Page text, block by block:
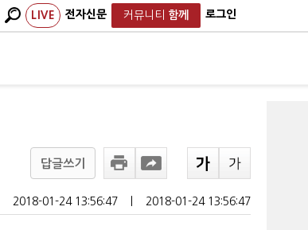
LIVE 전자신문 커뮤니티 함께 로그인
답글쓰기
2018-01-24 13:56:47 2018-01-24 13:56:47